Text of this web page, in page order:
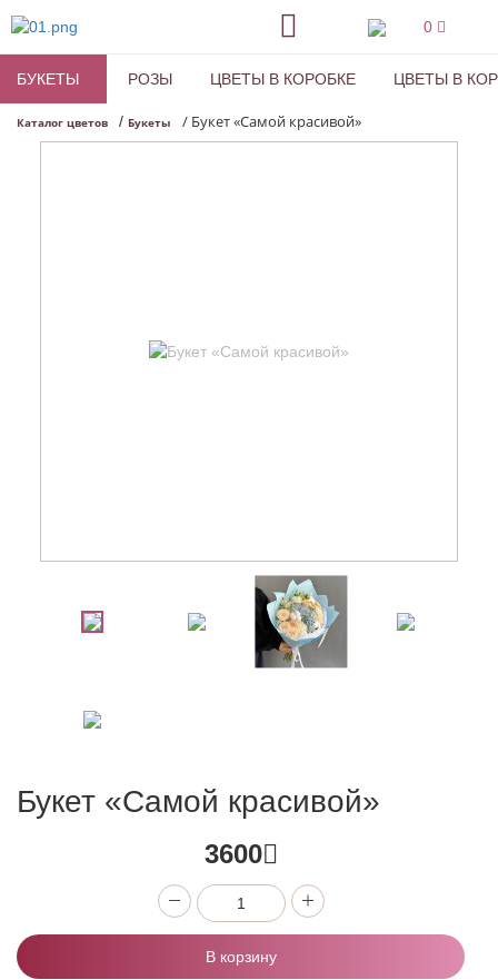
0
БУКЕТЫ РОЗЫ ЦВЕТЫ В КОРОБКЕ ЦВЕТЫ В
Каталог цветов / Букеты / Букет «Самой красивой»
Букет «Самой красивой»
3600
В корзину